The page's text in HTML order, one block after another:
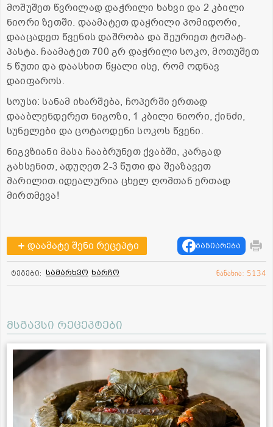
მოშუშეთ წვრილად დაჭრილი ხახვი და 2 კბილი
ნიორი ზეთში. დაამატეთ დაჭრილი პომიდორი,
დააცადეთ წვენის დაშრობა და შეურიეთ ტომატ-
პასტა. ჩაამატეთ 700 გრ დაჭრილი სოკო, მოთუშეთ
5 წუთი და დაასხით წყალი ისე, რომ ოდნავ
დაიფაროს.
სოუსი: სანამ იხარშება, ჩოპერში ერთად
დააბლენდერეთ ნიგოზი, 1 კბილი ნიორი, ქინძი,
სუნელები და ცოტაოდენი სოკოს წვენი.
ნიგვზიანი მასა ჩააბრუნეთ ქვაბში, კარგად
გახსენით, ადუღეთ 2-3 წუთი და შეაზავეთ
მარილით.იდეალურია ცხელ ღომთან ერთად
მირთმევა!
დაამატე შენი რეცეპტი გაზიარება
ტეგები: სამარხვო ხარჩო ნანახია: 5134
მსგავსი რეცეპტები